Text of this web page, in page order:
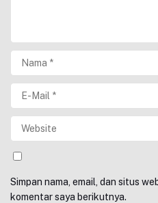
Simpan nama, email, dan situs
komentar saya berikutnya.